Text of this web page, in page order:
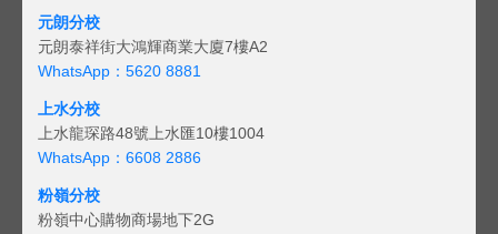
元朗分校
元朗泰祥街大鴻輝商業大廈7樓A2
WhatsApp：5620 8881
上水分校
上水龍琛路48號上水匯10樓1004
WhatsApp：6608 2886
粉嶺分校
粉嶺中心購物商場地下2G